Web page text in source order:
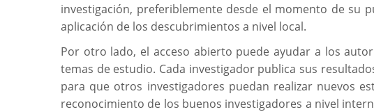
investigación, preferiblemente desde el momento de su
aplicación de los descubrimientos a nivel local.
Por otro lado, el acceso abierto puede ayudar a los
temas de estudio. Cada investigador publica sus
para que otros investigadores puedan realizar nuevos
reconocimiento de los buenos investigadores a nivel